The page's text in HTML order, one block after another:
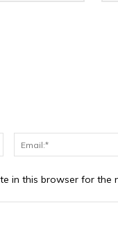
in this browser for the